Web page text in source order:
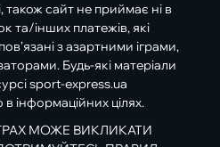
також сайт не приймає ні в
та/інших платежів, які
з азартними іграми,
Будь-які матеріали
sport-express.ua
інформаційних цілях.
МОЖЕ ВИКЛИКАТИ